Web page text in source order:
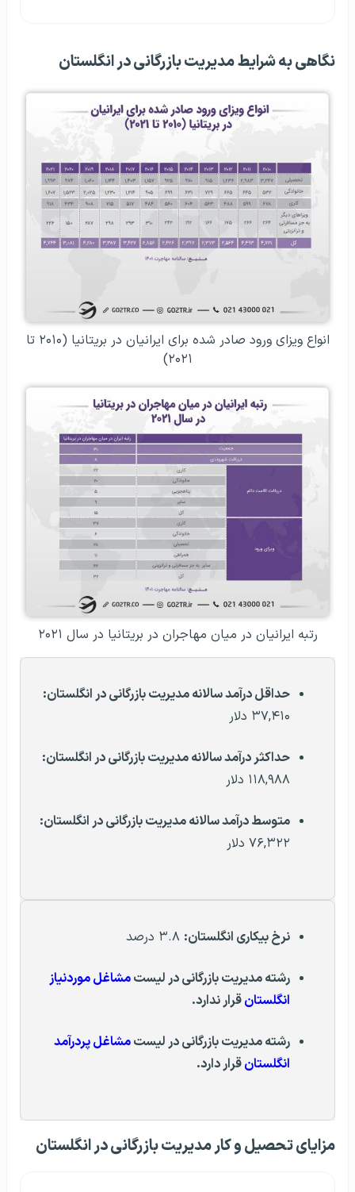
نگاهی به شرایط مدیریت بازرگانی در انگلستان
انواع ویزای ورود صادر شده برای ایرانیان در بریتانیا (۲۰۱۰ تا
۲۰۲۱)
رتبه ایرانیان در میان مهاجران در بریتانیا در سال ۲۰۲۱
حداقل درآمد سالانه مدیریت بازرگانی در انگلستان:
۳۷,۴۱۰ دلار
حداکثر درآمد سالانهمدیریت بازرگانیدر انگلستان:
۱۱۸,۹۸۸ دلار
متوسط درآمد سالانهمدیریت بازرگانیدر انگلستان:
۷۶,۳۲۲ دلار
نرخ بیکاری انگلستان:
رشته مدیریت بازرگانی در لیستمشاغل موردنیاز
انگلستانقرار ندارد.
رشته مدیریت بازرگانیدر لیستمشاغل پردرآمد
انگلستانقرار دارد.
مزایای تحصیل و کار مدیریت بازرگانی در انگلستان